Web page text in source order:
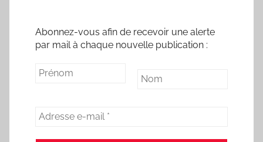
Abonnez-vous afin de recevoir une alerte
par mail à chaque nouvelle publication :